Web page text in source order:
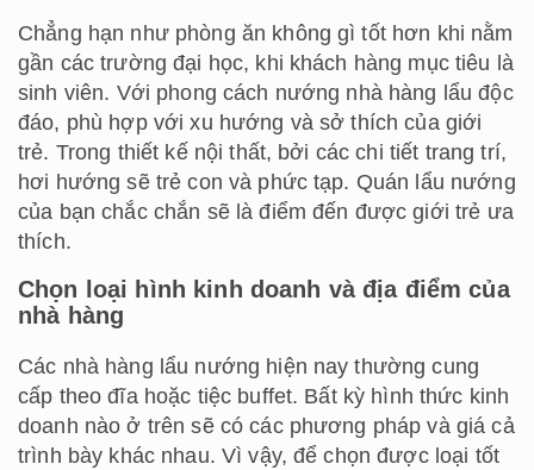
Chẳng hạn như phòng ăn không gì tốt hơn khi nằm
gần các trường đại học, khi khách hàng mục tiêu là
sinh viên. Với phong cách nướng nhà hàng lẩu độc
đáo, phù hợp với xu hướng và sở thích của giới
trẻ. Trong thiết kế nội thất, bởi các chi tiết trang trí,
hơi hướng sẽ trẻ con và phức tạp. Quán lẩu nướng
của bạn chắc chắn sẽ là điểm đến được giới trẻ ưa
thích.
Chọn loại hình kinh doanh và địa điểm của
nhà hàng
Các nhà hàng lẩu nướng hiện nay thường cung
cấp theo đĩa hoặc tiệc buffet. Bất kỳ hình thức kinh
doanh nào ở trên sẽ có các phương pháp và giá cả
trình bày khác nhau. Vì vậy, để chọn được loại tốt